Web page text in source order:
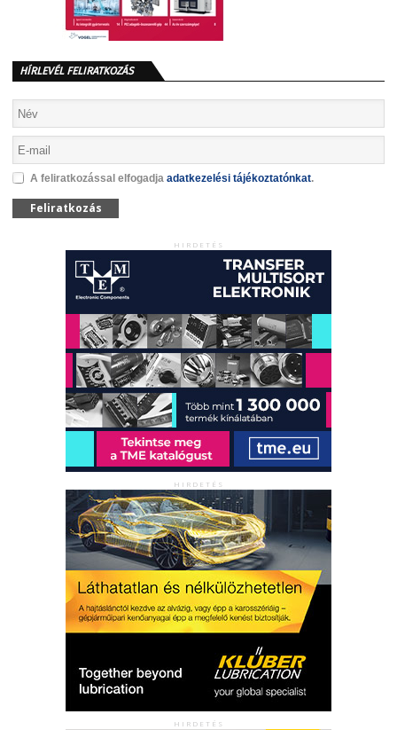
HÍRLEVÉL FELIRATKOZÁS
A feliratkozással elfogadja adatkezelési tájékoztatónkat.
Feliratkozás
HIRDETÉS
HIRDETÉS
HIRDETÉS